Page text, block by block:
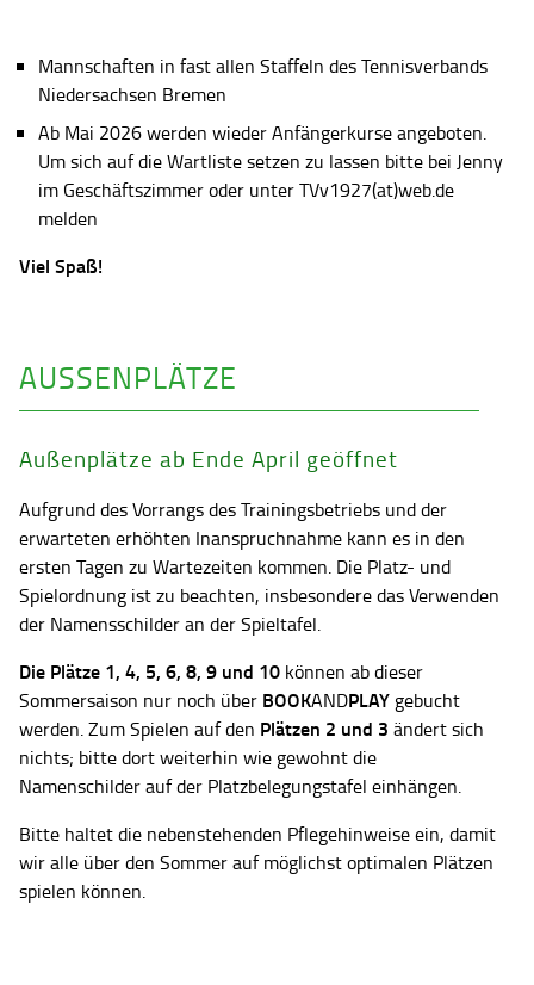
Mannschaften in fast allen Staffeln des Tennisverbands
Niedersachsen Bremen
Ab Mai 2026 werden wieder Anfängerkurse angeboten.
Um sich auf die Wartliste setzen zu lassen bitte bei Jenny
im Geschäftszimmer oder unter TVv1927(at)web.de
melden
Viel Spaß!
AUSSENPLÄTZE
Außenplätze ab Ende April geöffnet
Aufgrund des Vorrangs des Trainingsbetriebs und der
erwarteten erhöhten Inanspruchnahme kann es in den
ersten Tagen zu Wartezeiten kommen. Die Platz- und
Spielordnung ist zu beachten, insbesondere das Verwenden
der Namensschilder an der Spieltafel.
Die Plätze 1, 4, 5, 6, 8, 9 und 10 können ab dieser
Sommersaison nur noch über BOOKANDPLAY gebucht
werden. Zum Spielen auf den Plätzen 2 und 3 ändert sich
nichts; bitte dort weiterhin wie gewohnt die
Namenschilder auf der Platzbelegungstafel einhängen.
Bitte haltet die nebenstehenden Pflegehinweise ein, damit
wir alle über den Sommer auf möglichst optimalen Plätzen
spielen können.